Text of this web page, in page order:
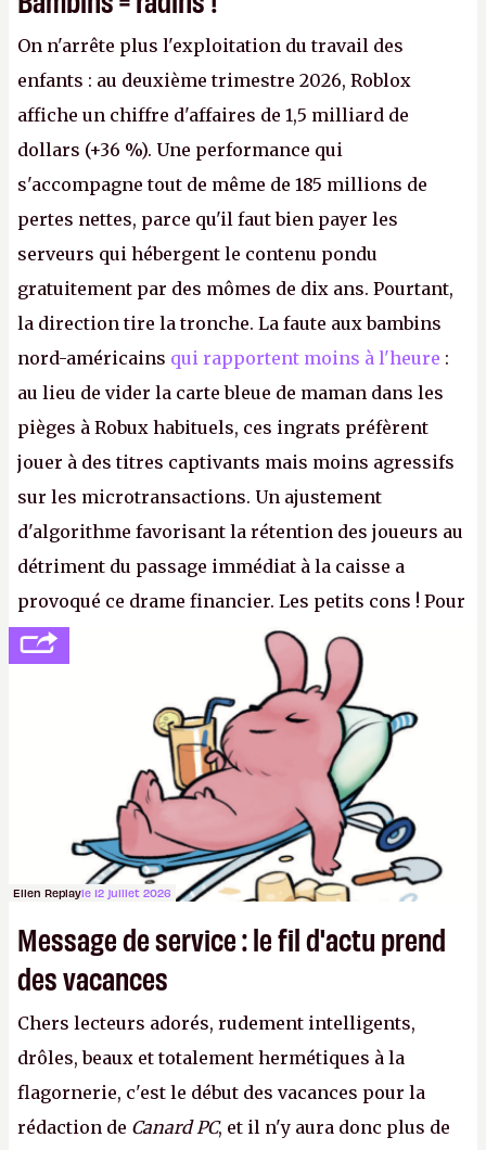
On n'arrête plus l'exploitation du travail des
enfants : au deuxième trimestre 2026, Roblox
affiche un chiffre d'affaires de 1,5 milliard de
dollars (+36 %). Une performance qui
s'accompagne tout de même de 185 millions de
pertes nettes, parce qu'il faut bien payer les
serveurs qui hébergent le contenu pondu
gratuitement par des mômes de dix ans. Pourtant,
la direction tire la tronche. La faute aux bambins
nord-américains qui rapportent moins à l'heure :
au lieu de vider la carte bleue de maman dans les
pièges à Robux habituels, ces ingrats préfèrent
jouer à des titres captivants mais moins agressifs
sur les microtransactions. Un ajustement
d'algorithme favorisant la rétention des joueurs au
détriment du passage immédiat à la caisse a
provoqué ce drame financier. Les petits cons ! Pour
se consoler, le PDG David Baszucki peut compter
sur le déblocage du jeu en Russie et l'explosion des
joueurs majeurs (+32 %). L'avenir appartient donc
aux adultes, qui ne sont jamais que des enfants
avec du pouvoir d'achat.P.
Ellen Replayle 12 juillet 2026
Message de service : le fil d'actu prend
des vacances
Chers lecteurs adorés, rudement intelligents,
drôles, beaux et totalement hermétiques à la
flagornerie, c'est le début des vacances pour la
rédaction de Canard PC, et il n'y aura donc plus de